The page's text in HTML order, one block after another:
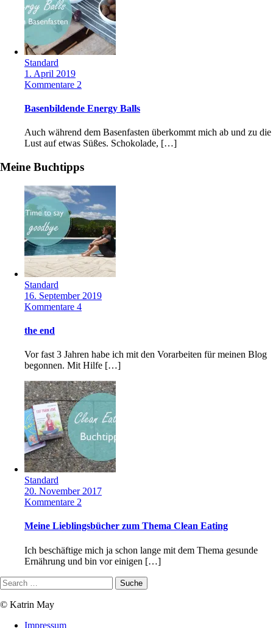
Standard
1. April 2019
Kommentare 2
Basenbildende Energy Balls
Auch während dem Basenfasten überkommt mich ab und zu die
Lust auf etwas Süßes. Schokolade, […]
Meine Buchtipps
Standard
16. September 2019
Kommentare 4
the end
Vor fast 3 Jahren habe ich mit den Vorarbeiten für meinen Blog
begonnen. Mit Hilfe […]
Standard
20. November 2017
Kommentare 2
Meine Lieblingsbücher zum Thema Clean Eating
Ich beschäftige mich ja schon lange mit dem Thema gesunde
Ernährung und bin vor einigen […]
© Katrin May
Impressum